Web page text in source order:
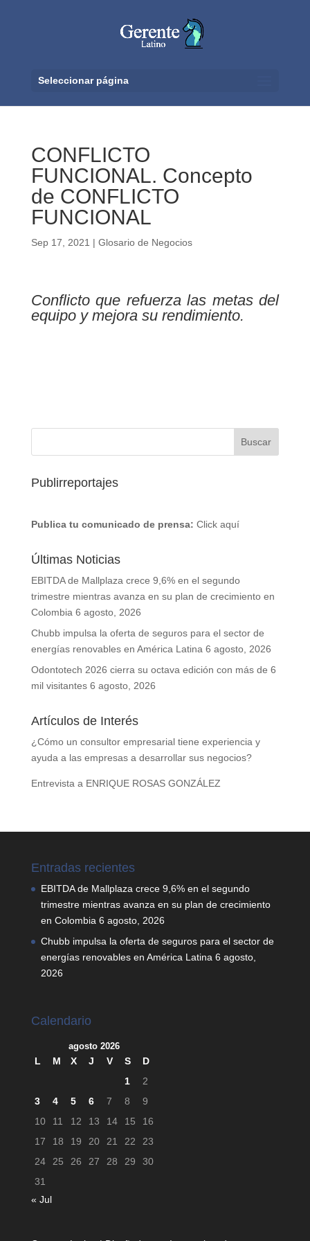
Seleccionar página
CONFLICTO
FUNCIONAL. Concepto
de CONFLICTO
FUNCIONAL
Sep 17, 2021 | Glosario de Negocios
Conflicto que refuerza las metas del
equipo y mejora su rendimiento.
Publirreportajes
Publica tu comunicado de prensa: Click aquí
Últimas Noticias
EBITDA de Mallplaza crece 9,6% en el segundo
trimestre mientras avanza en su plan de crecimiento en
Colombia 6 agosto, 2026
Chubb impulsa la oferta de seguros para el sector de
energías renovables en América Latina 6 agosto, 2026
Odontotech 2026 cierra su octava edición con más de 6
mil visitantes 6 agosto, 2026
Artículos de Interés
¿Cómo un consultor empresarial tiene experiencia y
ayuda a las empresas a desarrollar sus negocios?
Entrevista a ENRIQUE ROSAS GONZÁLEZ
Entradas recientes
EBITDA de Mallplaza crece 9,6% en el segundo
trimestre mientras avanza en su plan de crecimiento
en Colombia 6 agosto, 2026
Chubb impulsa la oferta de seguros para el sector de
energías renovables en América Latina 6 agosto,
2026
Calendario
agosto 2026
L M X J V S
D
1
2
3
4 5 6 7 8
9
10
11 12 13 14 15
16
17
18 19 20 21 22
23
24
25 26 27 28 29
30
31
« Jul